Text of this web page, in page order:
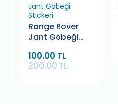
Jant Göbeği
Stickeri
Range Rover
Jant Göbeği
(4 Adet)
100.00 TL
200.00 TL